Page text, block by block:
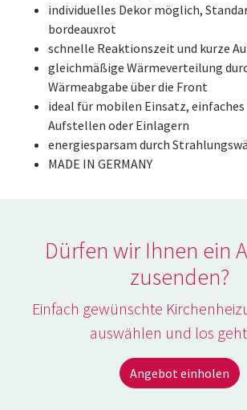
individuelles Dekor möglich,
bordeauxrot
schnelle Reaktionszeit und kurze
gleichmäßige Wärmeverteilung
Wärmeabgabe über die Front
ideal für mobilen Einsatz,
Aufstellen oder Einlagern
energiesparsam durch
MADE IN GERMANY
Dürfen wir Ihnen ein
zusenden?
Einfach gewünschte
auswählen und los
Angebot einholen